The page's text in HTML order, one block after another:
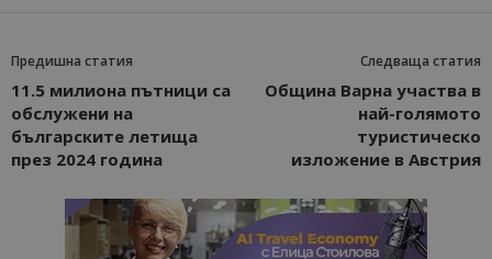
Предишна статия
11.5 милиона пътници са
обслужени на
българските летища
през 2024 година
Следваща статия
Община Варна участва в
най-голямото
туристическо
изложение в Австрия